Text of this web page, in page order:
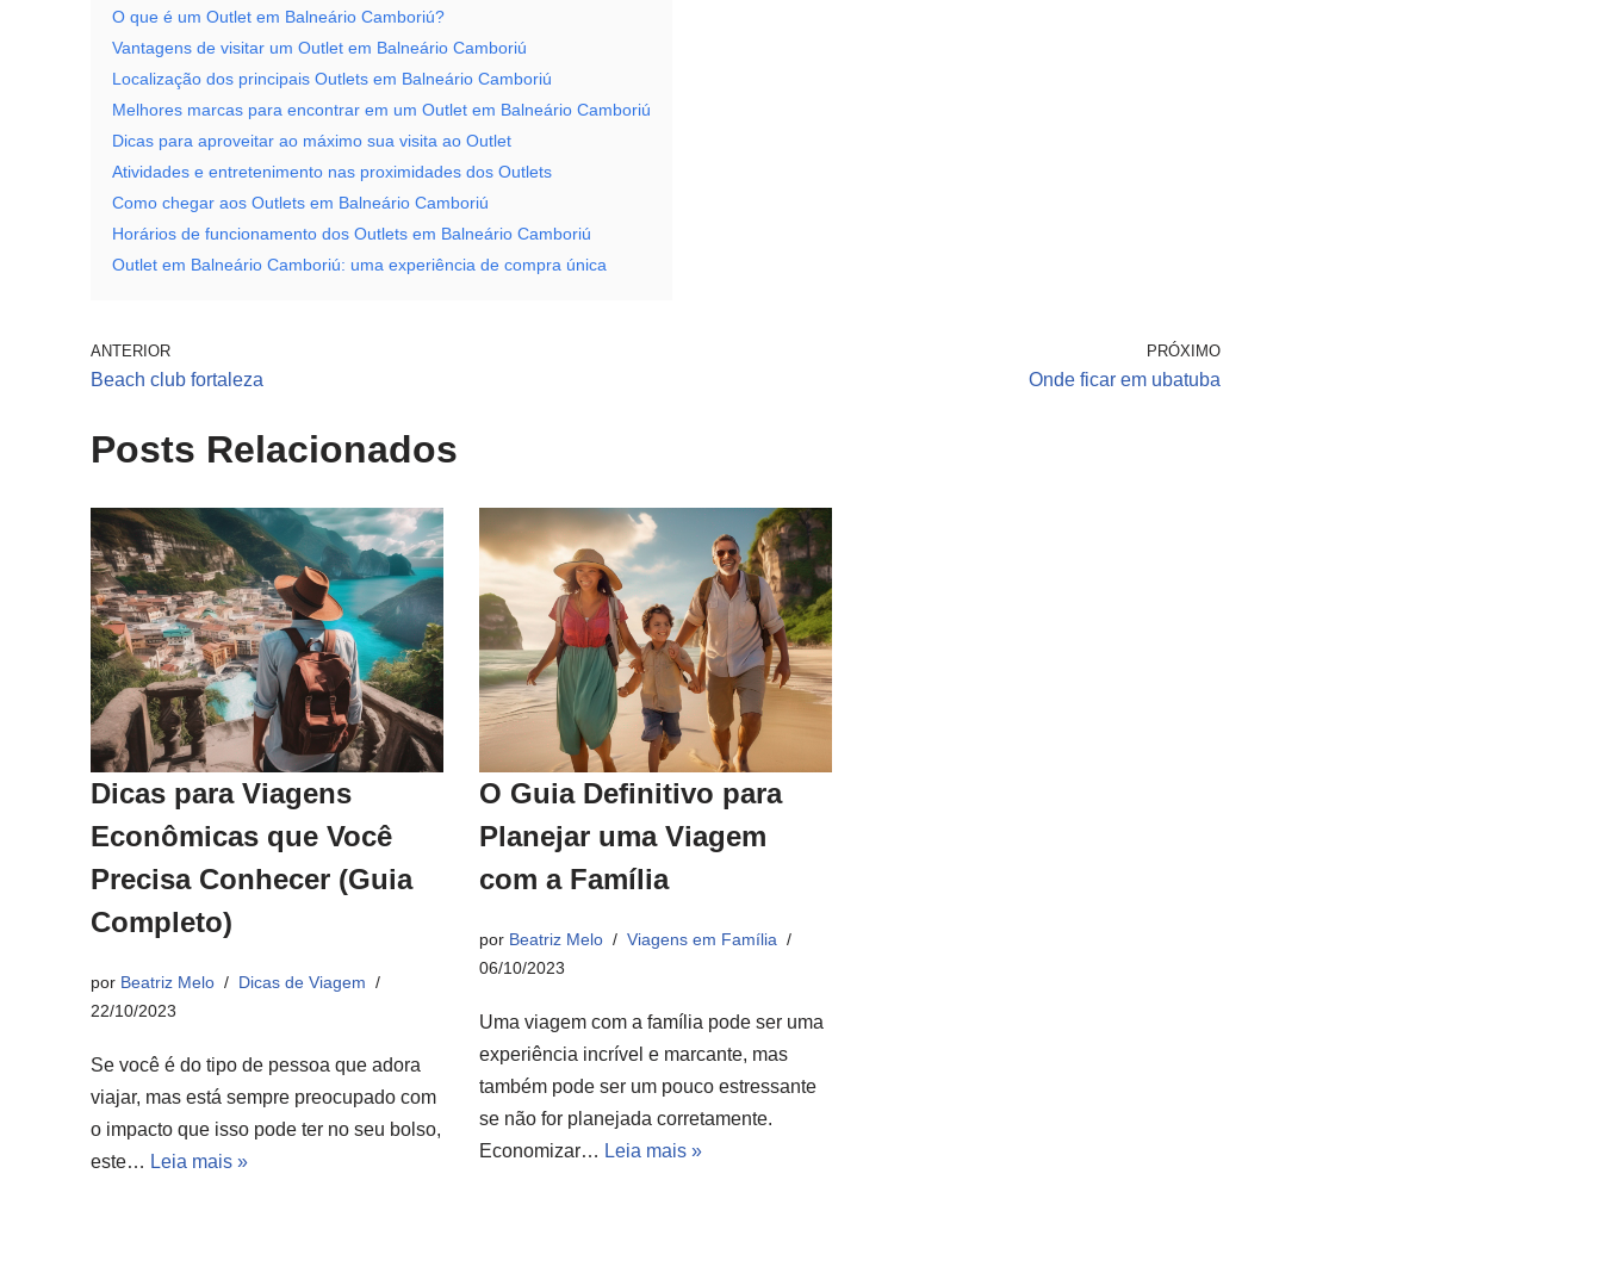
O que é um Outlet em Balneário Camboriú?
Vantagens de visitar um Outlet em Balneário Camboriú
Localização dos principais Outlets em Balneário Camboriú
Melhores marcas para encontrar em um Outlet em Balneário Camboriú
Dicas para aproveitar ao máximo sua visita ao Outlet
Atividades e entretenimento nas proximidades dos Outlets
Como chegar aos Outlets em Balneário Camboriú
Horários de funcionamento dos Outlets em Balneário Camboriú
Outlet em Balneário Camboriú: uma experiência de compra única
ANTERIOR
Beach club fortaleza
PRÓXIMO
Onde ficar em ubatuba
Posts Relacionados
Dicas para Viagens
Econômicas que Você
Precisa Conhecer (Guia
Completo)
por Beatriz Melo
Dicas de Viagem
22/10/2023
Se você é do tipo de pessoa que adora
viajar, mas está sempre preocupado com
o impacto que isso pode ter no seu bolso,
este… Leia mais »
O Guia Definitivo para
Planejar uma Viagem
com a Família
por Beatriz Melo
Viagens em Família
06/10/2023
Uma viagem com a família pode ser uma
experiência incrível e marcante, mas
também pode ser um pouco estressante
se não for planejada corretamente.
Economizar… Leia mais »